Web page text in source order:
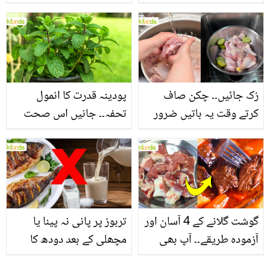
منرلز اور اینٹی آکسیڈنٹس
سے بھرپور اس سبزی کے
فائدے
بنانے کے چند قدرتی طریقے
پودینہ قدرت کا انمول
تحفہ۔۔ جانیں اس صحت
انگیز طبی فوائد
رُک جائیں۔۔ چکن صاف
کرتے وقت یہ باتیں ضرور
تربوز پر پانی نہ پینا یا
مچھلی کے بعد دودھ کا
گوشت گلانے کے 4 آسان اور
آزمودہ طریقے۔۔ آپ بھی